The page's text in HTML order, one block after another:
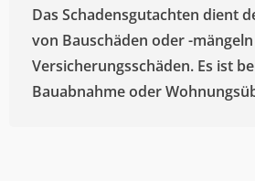
Das Schadensgutachten dient
von Bauschäden oder -
Versicherungsschäden. Es ist
Bauabnahme oder